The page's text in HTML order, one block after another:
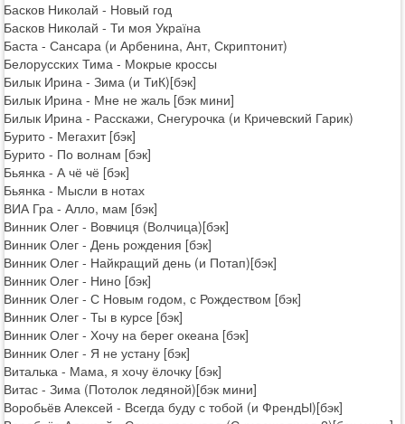
Басков Николай - Новый год
Басков Николай - Ти моя Україна
Баста - Сансара (и Арбенина, Ант, Скриптонит)
Белорусских Тима - Мокрые кроссы
Билык Ирина - Зима (и ТиК)[бэк]
Билык Ирина - Мне не жаль [бэк мини]
Билык Ирина - Расскажи, Снегурочка (и Кричевский Гарик)
Бурито - Мегахит [бэк]
Бурито - По волнам [бэк]
Бьянка - А чё чё [бэк]
Бьянка - Мысли в нотах
ВИА Гра - Алло, мам [бэк]
Винник Олег - Вовчиця (Волчица)[бэк]
Винник Олег - День рождения [бэк]
Винник Олег - Найкращий день (и Потап)[бэк]
Винник Олег - Нино [бэк]
Винник Олег - С Новым годом, с Рождеством [бэк]
Винник Олег - Ты в курсе [бэк]
Винник Олег - Хочу на берег океана [бэк]
Винник Олег - Я не устану [бэк]
Виталька - Мама, я хочу ёлочку [бэк]
Витас - Зима (Потолок ледяной)[бэк мини]
Воробьёв Алексей - Всегда буду с тобой (и ФрендЫ)[бэк]